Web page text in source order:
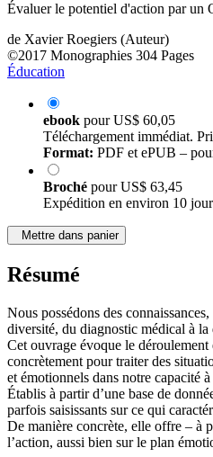
Évaluer le potentiel d'action par un
de Xavier Roegiers (Auteur)
©2017 Monographies 304 Pages
Éducation
ebook pourUS$ 60,05
Téléchargement immédiat.
Format: PDF et ePUB –
Broché pourUS$ 63,45
Expédition en environ 10
Mettre dans panier
Résumé
Nous possédons des
diversité, du diagnostic médical à
Cet ouvrage évoque le
concrètement pour traiter des
et émotionnels dans notre capacité
Établis à partir d’une base de
parfois saisissants sur ce qui
De manière concrète, elle offre – à
l’action, aussi bien sur le plan